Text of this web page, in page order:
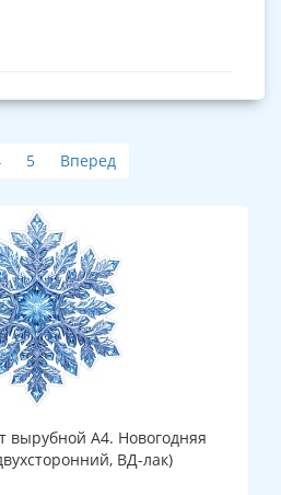
5 Вперед
вырубной А4. Новогодняя
ВД-лак)